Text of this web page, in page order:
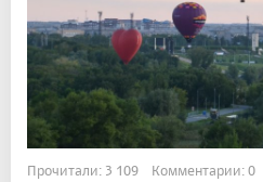
Прочитали: 3 109 Комментарии: 0